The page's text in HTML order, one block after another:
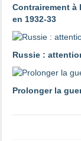
Contrairement à
en 1932-33
Russie :
Prolonger la